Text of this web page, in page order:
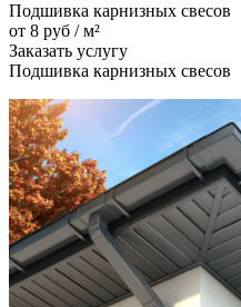
Подшивка карнизных свесов
от 8 руб / м²
Заказать услугу
Подшивка карнизных свесов